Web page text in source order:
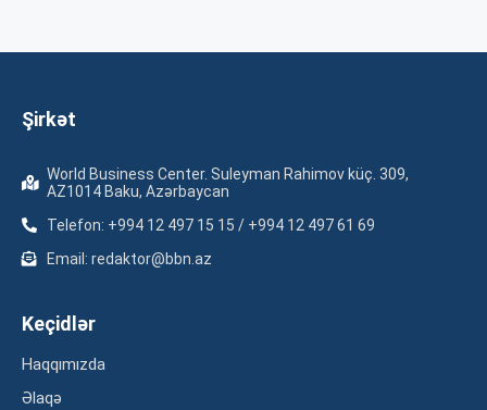
Şirkət
World Business Center. Suleyman Rahimov küç. 309,
AZ1014 Baku, Azərbaycan
Telefon: +994 12 497 15 15 / +994 12 497 61 69
Email: redaktor@bbn.az
Keçidlər
Haqqımızda
Əlaqə